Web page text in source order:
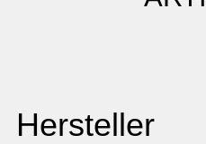
Hersteller